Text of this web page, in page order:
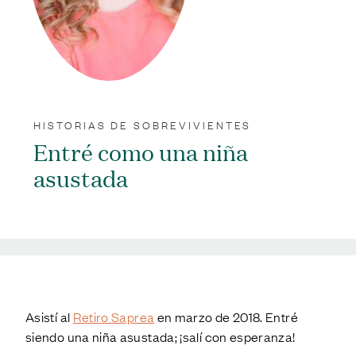
HISTORIAS DE SOBREVIVIENTES
Entré como una niña
asustada
Asistí al Retiro Saprea en marzo de 2018. Entré
siendo una niña asustada; ¡salí con esperanza!